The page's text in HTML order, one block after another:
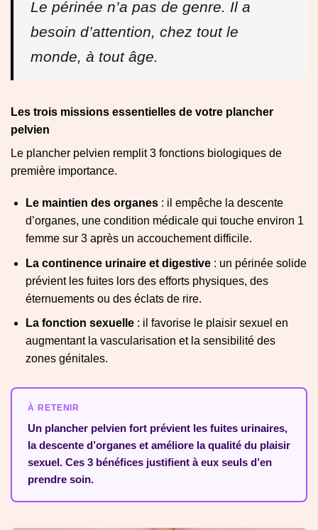
Le périnée n’a pas de genre. Il a
besoin d’attention, chez tout le
monde, à tout âge.
Les trois missions essentielles de votre plancher
pelvien
Le plancher pelvien remplit 3 fonctions biologiques de
première importance.
Le maintien des organes: il empêche la descente
d’organes, une condition médicale qui touche environ 1
femme sur 3 après un accouchement difficile.
La continence urinaire et digestive: un périnée solide
prévient les fuites lors des efforts physiques, des
éternuements ou des éclats de rire.
La fonction sexuelle: il favorise le plaisir sexuel en
augmentant la vascularisation et la sensibilité des
zones génitales.
À RETENIR
Un plancher pelvien fort prévient les fuites urinaires,
la descente d’organes et améliore la qualité du plaisir
sexuel. Ces 3 bénéfices justifient à eux seuls d’en
prendre soin.